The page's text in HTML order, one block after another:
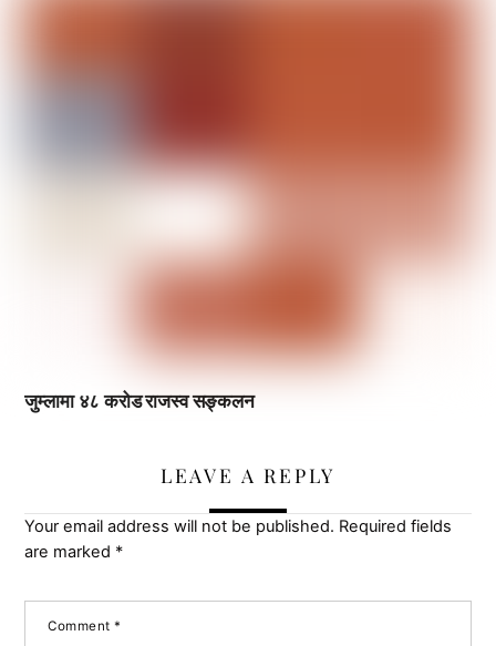
जुम्लामा ४८ करोड राजस्व सङ्कलन
LEAVE A REPLY
Your email address will not be published. Required fields
are marked *
Comment*